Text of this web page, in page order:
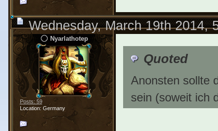
Wednesday, March 19th 2014,
Nyarlathotep
Posts: 59
Location: Germany
Quoted
Anonsten sollte
sein (soweit ich